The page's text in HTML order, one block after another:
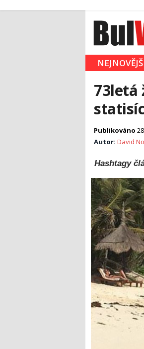
73letá
Publikováno
Autor: David
Hashtagy